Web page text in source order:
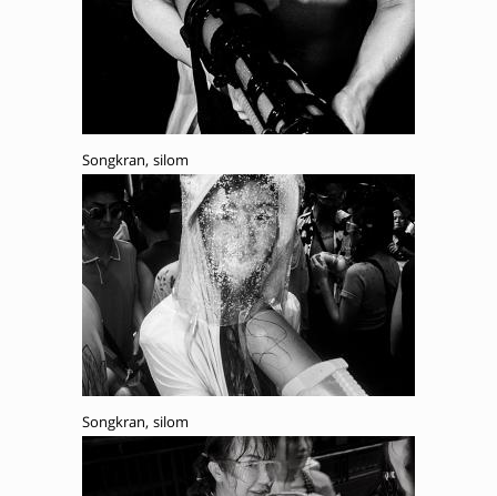
Songkran, silom
Songkran, silom